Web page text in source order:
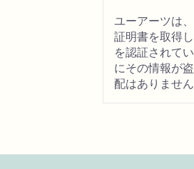
ユーアーツは
証明書を取得
を認証されて
にその情報が
配はありません